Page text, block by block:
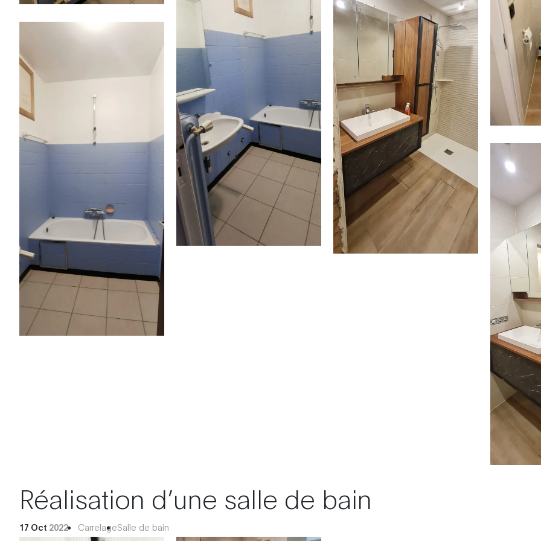
Réalisation d’une salle de bain
17 Oct 2022 CarrelageSalle de bain